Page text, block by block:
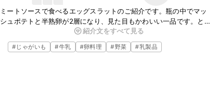
ミートソースで食べるエッグスラットのご紹介です。瓶の中でマッ
シュポテトと半熟卵が2層になり、見た目もかわいい一品です。と
ろっととろける卵黄とミートソースがフランスパンによく絡みおいし
いですよ。ちょっと贅沢でお洒落な一品が食べたいときなどにおすす
めです。ぜひ、作ってみてくださいね。
紹介文をすべて見る
#じゃがいも #牛乳 #卵料理 #野菜 #乳製品